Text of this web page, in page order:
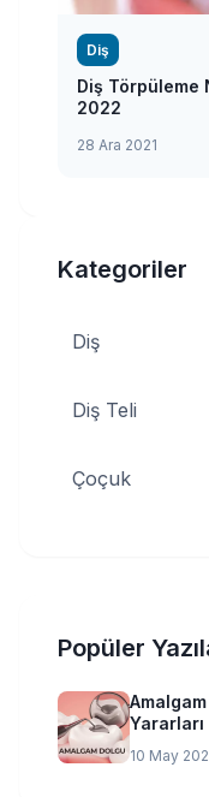
Diş
Diş Törpüleme
2022
28 Ara 2021
Kategoriler
Diş
Diş Teli
Çoçuk
Popüler
Yararları
10 May